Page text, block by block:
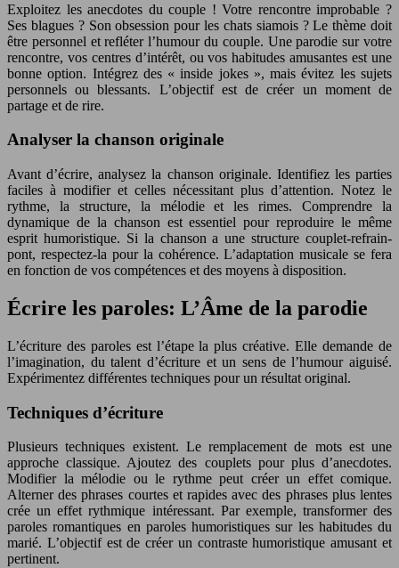
Exploitez les anecdotes du couple ! Votre rencontre improbable ?
Ses blagues ? Son obsession pour les chats siamois ? Le thème doit
être personnel et refléter l’humour du couple. Une parodie sur votre
rencontre, vos centres d’intérêt, ou vos habitudes amusantes est une
bonne option. Intégrez des « inside jokes », mais évitez les sujets
personnels ou blessants. L’objectif est de créer un moment de
partage et de rire.
Analyser la chanson originale
Avant d’écrire, analysez la chanson originale. Identifiez les parties
faciles à modifier et celles nécessitant plus d’attention. Notez le
rythme, la structure, la mélodie et les rimes. Comprendre la
dynamique de la chanson est essentiel pour reproduire le même
esprit humoristique. Si la chanson a une structure couplet-refrain-
pont, respectez-la pour la cohérence. L’adaptation musicale se fera
en fonction de vos compétences et des moyens à disposition.
Écrire les paroles: L’Âme de la parodie
L’écriture des paroles est l’étape la plus créative. Elle demande de
l’imagination, du talent d’écriture et un sens de l’humour aiguisé.
Expérimentez différentes techniques pour un résultat original.
Techniques d’écriture
Plusieurs techniques existent. Le remplacement de mots est une
approche classique. Ajoutez des couplets pour plus d’anecdotes.
Modifier la mélodie ou le rythme peut créer un effet comique.
Alterner des phrases courtes et rapides avec des phrases plus lentes
crée un effet rythmique intéressant. Par exemple, transformer des
paroles romantiques en paroles humoristiques sur les habitudes du
marié. L’objectif est de créer un contraste humoristique amusant et
pertinent.